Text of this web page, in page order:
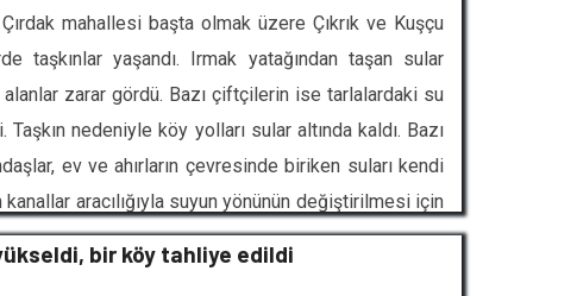
mahallesi başta olmak üzere Çıkrık ve Kuşçu
taşkınlar yaşandı. Irmak yatağından taşan sular
zarar gördü. Bazı çiftçilerin ise tarlalardaki su
nedeniyle köy yolları sular altında kaldı. Bazı
ev ve ahırların çevresinde biriken suları kendi
aracılığıyla suyun yönünün değiştirilmesi için
arazilerinin kahverengi taşkın suyuyla kaplandığı,
bir köy tahliye edildi